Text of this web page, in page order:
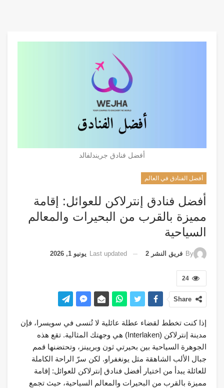
أفضل فنادق جريندلفالد
أفضل الفنادق في العالم
أفضل فنادق إنترلاكن للعوائل: إقامة
مميزة بالقرب من البحيرات والمعالم
السياحية
By فريق النشر 2 Last updated يونيو 1, 2026
24
Share
إذا كنت تخطط لقضاء عطلة عائلية لا تُنسى في سويسرا، فإن
مدينة إنترلاكن (Interlaken) هي وجهتك المثالية. تقع هذه
الجوهرة السياحية بين بحيرتي ثون وبريينز، وتحتضنها قمم
جبال الألب الشاهقة مثل يونغفراو. لكن سرّ الراحة الكاملة
للعائلة يبدأ من اختيار أفضل فنادق إنترلاكن للعوائل: إقامة
مميزة بالقرب من البحيرات والمعالم السياحية، حيث تجمع